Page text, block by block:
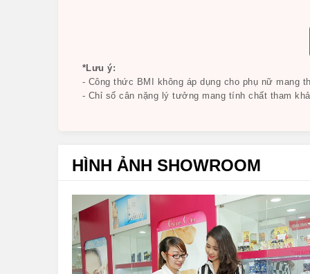
*Lưu ý:
- Công thức BMI không áp dụng cho phụ nữ mang
- Chỉ số cân nặng lý tưởng mang tính chất tham
HÌNH ẢNH SHOWROOM